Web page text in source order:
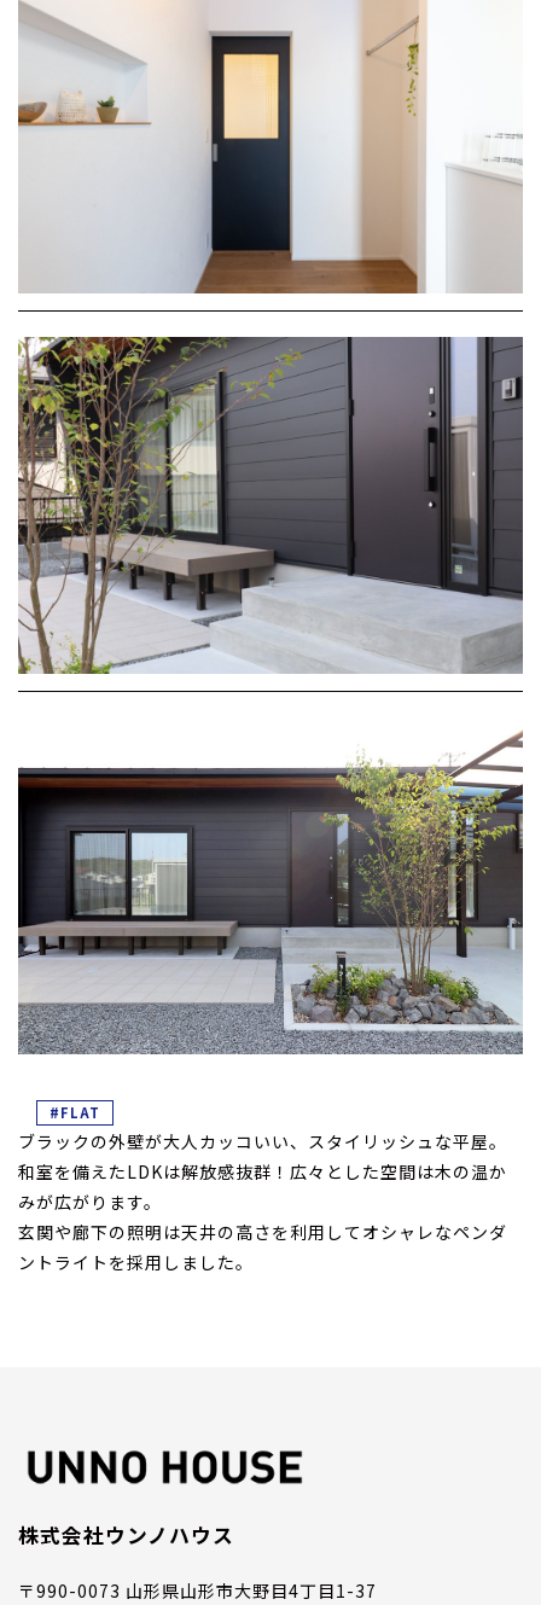
#FLAT
ブラックの外壁が大人カッコいい、スタイリッシュな平屋。
和室を備えたLDKは解放感抜群！広々とした空間は木の温か
みが広がります。
玄関や廊下の照明は天井の高さを利用してオシャレなペンダ
ントライトを採用しました。
株式会社ウンノハウス
〒990-0073 山形県山形市大野目4丁目1-37